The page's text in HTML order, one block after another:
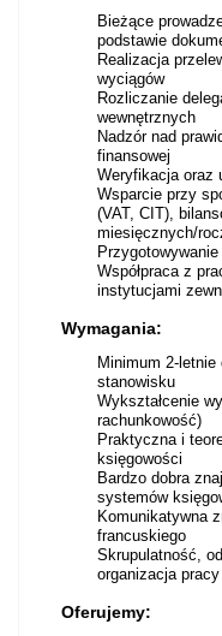
Bieżące
podstawie
Realizacja
wyciągów
Rozliczanie
wewnętrznych
Nadzór nad
finansowej
Weryfikacja oraz
Wsparcie przy
(VAT, CIT),
miesięcznych/
Współpraca z
instytucjami
Wymagania:
Minimum 2-
stanowisku
Wykształcenie
rachunkowość)
Praktyczna i
księgowości
Bardzo dobra
systemów
Komunikatywna
francuskiego
Skrupulatność,
organizacja pracy
Oferujemy: